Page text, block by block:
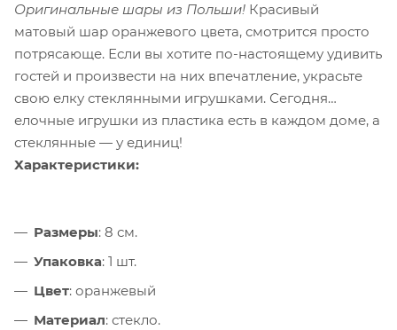
Оригинальные шары из Польши! Красивый
матовый шар оранжевого цвета, смотрится просто
потрясающе. Если вы хотите по-настоящему удивить
гостей и произвести на них впечатление, украсьте
свою елку стеклянными игрушками. Сегодня
елочные игрушки из пластика есть в каждом доме, а
стеклянные — у единиц!
Характеристики:
Размеры: 8 см.
Упаковка: 1 шт.
Цвет: оранжевый
Материал: стекло.